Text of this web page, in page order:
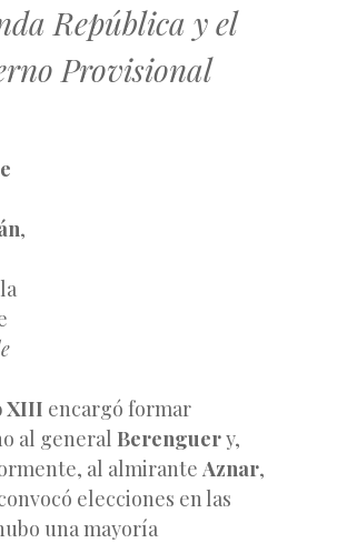
República y el
Provisional
,
XIII encargó formar
al general Berenguery,
al almirante Aznar,
elecciones en las
una mayoría